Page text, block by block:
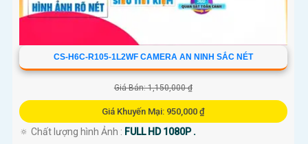
CS-H6C-R105-1L2WF CAMERA AN NINH SẮC NÉT
Giá Bán: 1,150,000 ₫
Giá Khuyến Mại: 950,000 ₫
🔅 Chất lượng hình Ảnh : FULL HD 1080P .